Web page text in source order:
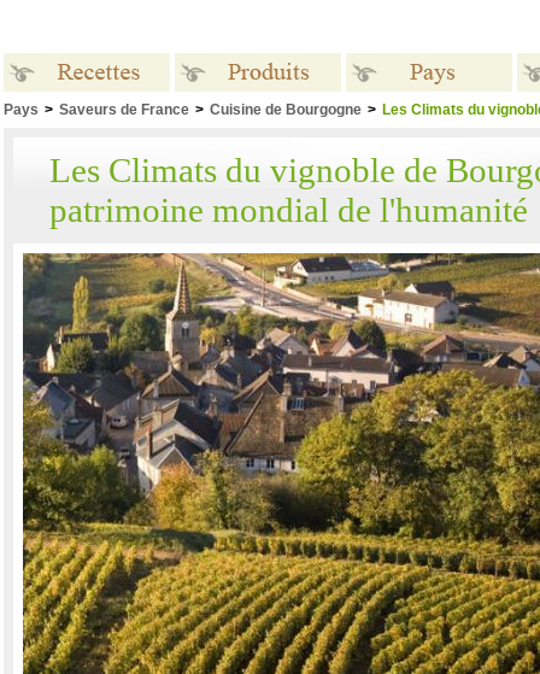
Pays > Saveurs de France > Cuisine de Bourgogne > Les Climats du
Les Climats du vignoble de
patrimoine mondial de l'humanité